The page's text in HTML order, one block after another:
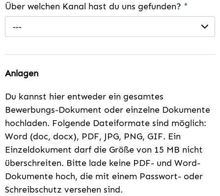
Über welchen Kanal hast du uns gefunden? *
---
Anlagen
Du kannst hier entweder ein gesamtes
Bewerbungs-Dokument oder einzelne Dokumente
hochladen. Folgende Dateiformate sind möglich:
Word (doc, docx), PDF, JPG, PNG, GIF. Ein
Einzeldokument darf die Größe von 15 MB nicht
überschreiten. Bitte lade keine PDF- und Word-
Dokumente hoch, die mit einem Passwort- oder
Schreibschutz versehen sind.